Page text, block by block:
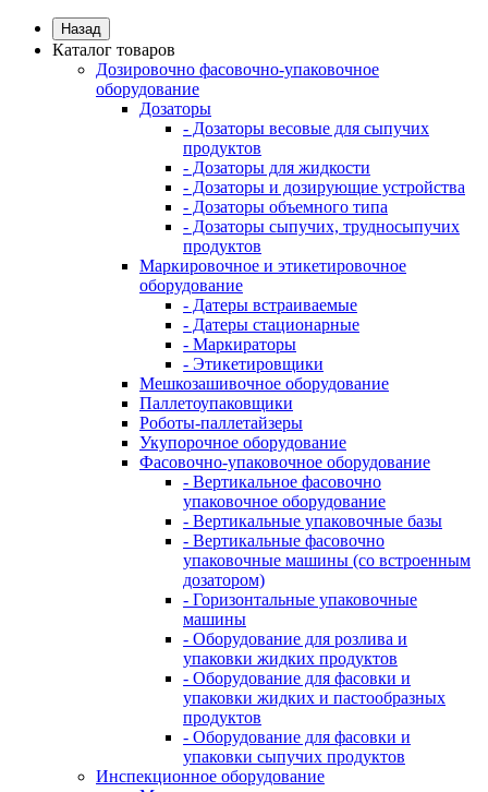
Назад
Каталог товаров
Дозировочно фасовочно-упаковочное
оборудование
Дозаторы
- Дозаторы весовые для сыпучих
продуктов
- Дозаторы для жидкости
- Дозаторы и дозирующие устройства
- Дозаторы объемного типа
- Дозаторы сыпучих, трудносыпучих
продуктов
Маркировочное и этикетировочное
оборудование
- Датеры встраиваемые
- Датеры стационарные
- Маркираторы
- Этикетировщики
Мешкозашивочное оборудование
Паллетоупаковщики
Роботы-паллетайзеры
Укупорочное оборудование
Фасовочно-упаковочное оборудование
- Вертикальное фасовочно
упаковочное оборудование
- Вертикальные упаковочные базы
- Вертикальные фасовочно
упаковочные машины (со встроенным
дозатором)
- Горизонтальные упаковочные
машины
- Оборудование для розлива и
упаковки жидких продуктов
- Оборудование для фасовки и
упаковки жидких и пастообразных
продуктов
- Оборудование для фасовки и
упаковки сыпучих продуктов
Инспекционное оборудование